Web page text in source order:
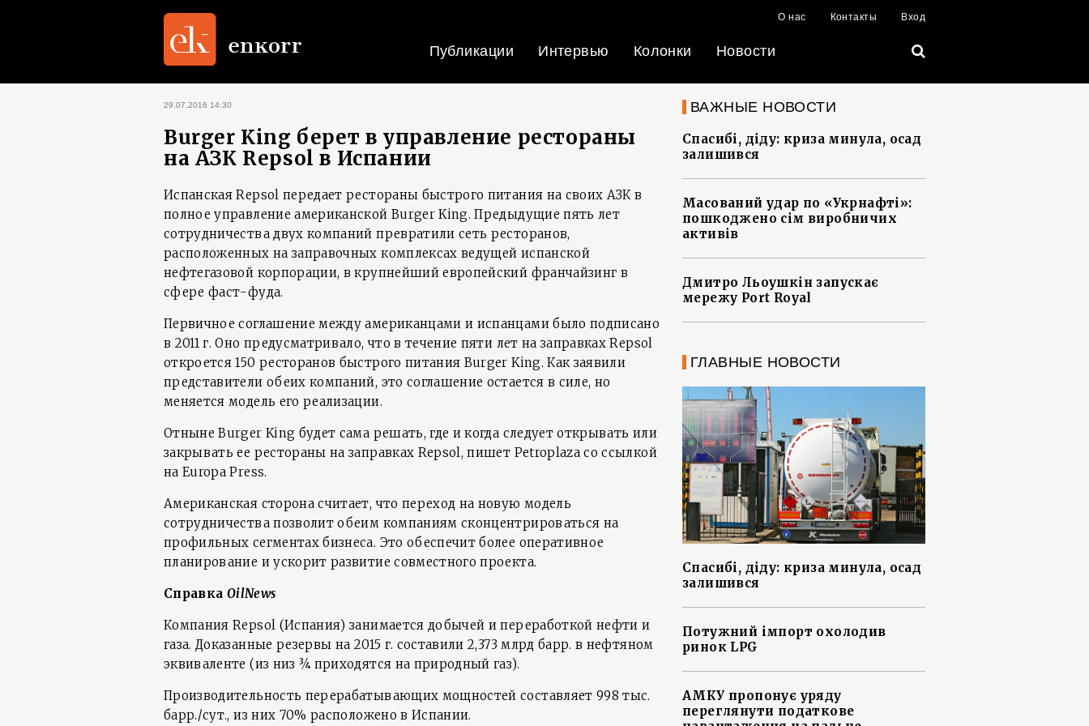
О нас Контакты Вход
Публикации Интервью Колонки Новости
29.07.2016 14:30
Burger King берет в управление рестораны
на АЗК Repsol в Испании
Испанская Repsol передает рестораны быстрого питания на своих АЗК в
полное управление американской Burger King. Предыдущие пять лет
сотрудничества двух компаний превратили сеть ресторанов,
расположенных на заправочных комплексах ведущей испанской
нефтегазовой корпорации, в крупнейший европейский франчайзинг в
сфере фаст-фуда.
Первичное соглашение между американцами и испанцами было подписано
в 2011 г. Оно предусматривало, что в течение пяти лет на заправках Repsol
откроется 150 ресторанов быстрого питания Burger King. Как заявили
представители обеих компаний, это соглашение остается в силе, но
меняется модель его реализации.
Отныне Burger King будет сама решать, где и когда следует открывать или
закрывать ее рестораны на заправках Repsol, пишет Petroplaza со ссылкой
на Europa Press.
Американская сторона считает, что переход на новую модель
сотрудничества позволит обеим компаниям сконцентрироваться на
профильных сегментах бизнеса. Это обеспечит более оперативное
планирование и ускорит развитие совместного проекта.
Справка OilNews
Компания Repsol (Испания) занимается добычей и переработкой нефти и
газа. Доказанные резервы на 2015 г. составили 2,373 млрд барр. в нефтяном
эквиваленте (из низ ¾ приходятся на природный газ).
Производительность перерабатывающих мощностей составляет 998 тыс.
барр./сут., из них 70% расположено в Испании.
ВАЖНЫЕ НОВОСТИ
Спасибі, діду: криза минула, осад
залишився
Масований удар по «Укрнафті»:
пошкоджено сім виробничих
активів
Дмитро Льоушкін запускає
мережу Port Royal
ГЛАВНЫЕ НОВОСТИ
Спасибі, діду: криза минула, осад
залишився
Потужний імпорт охолодив
ринок LPG
АМКУ пропонує уряду
переглянути податкове